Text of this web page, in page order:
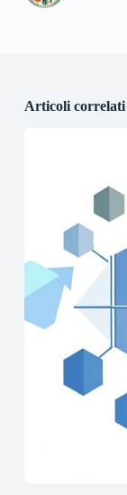
Articoli correlati